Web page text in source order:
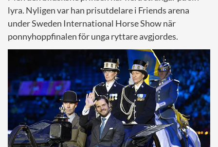
lyra. Nyligen var han prisutdelare i Friends arena
under Sweden International Horse Show när
ponnyhoppfinalen för unga ryttare avgjordes.